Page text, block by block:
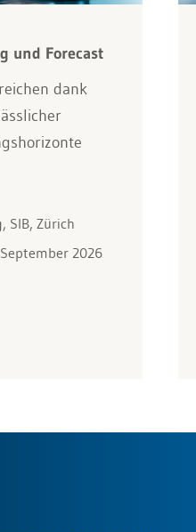
und Forecast
dank
SIB, Zürich
2026